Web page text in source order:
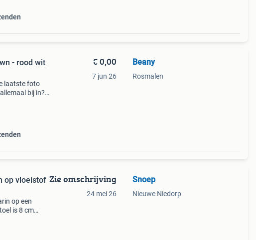
- rood wit
laatste foto
bij in? -
€ 0,00
7 jun 26
Beany
Rosmalen
op vloeistof
op een
is 8 cm
Zie omschrijving
24 mei 26
Snoep
Nieuwe Niedorp